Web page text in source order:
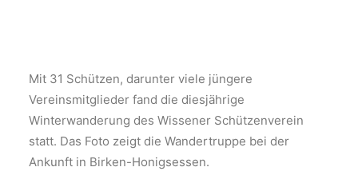
Mit 31 Schützen, darunter viele jüngere
Vereinsmitglieder fand die diesjährige
Winterwanderung des Wissener Schützenverein
statt. Das Foto zeigt die Wandertruppe bei der
Ankunft in Birken-Honigsessen.